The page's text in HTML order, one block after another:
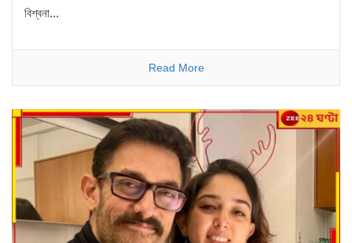
বিশ্বনা...
Read More